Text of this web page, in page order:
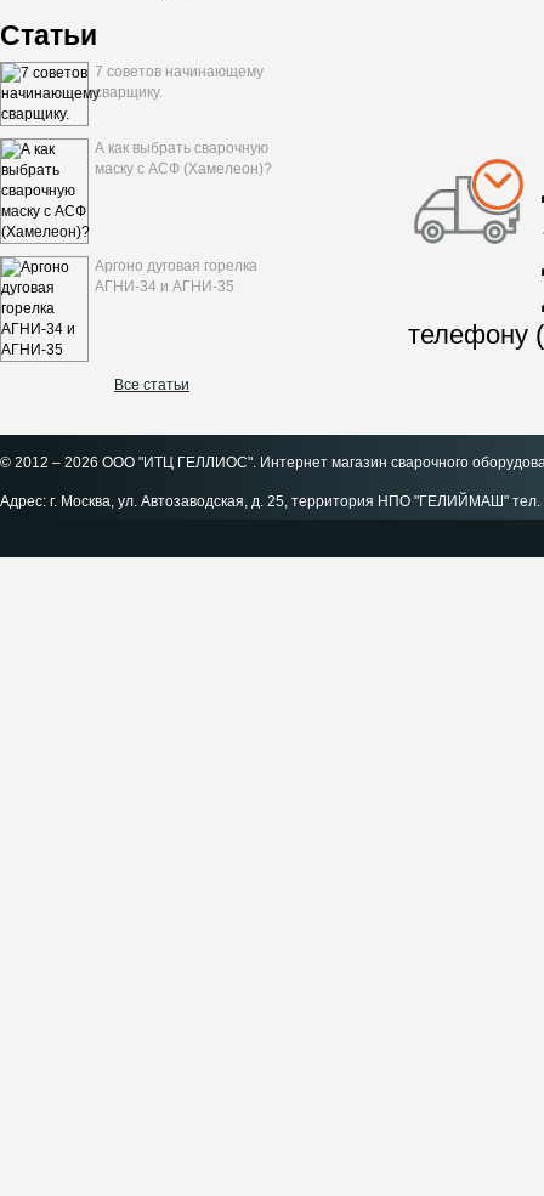
Статьи
7 советов начинающему
сварщику.
А как выбрать сварочную
маску с АСФ (Хамелеон)?
Аргоно дуговая горелка
АГНИ-34 и АГНИ-35
Все статьи
телефону
© 2012 – 2026 ООО "ИТЦ ГЕЛЛИОС". Интернет магазин сварочного
Адрес: г. Москва, ул. Автозаводская, д. 25, территория НПО "ГЕЛИЙМАШ"